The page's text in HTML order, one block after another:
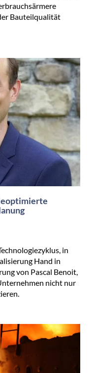
Bauteilqualität
in
Hand in
von Pascal Benoit,
nicht nur